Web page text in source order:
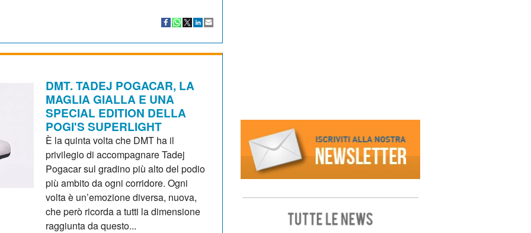
DMT. TADEJ POGACAR, LA
MAGLIA GIALLA E UNA
SPECIAL EDITION DELLA
POGI'S SUPERLIGHT
È la quinta volta che DMT ha il
privilegio di accompagnare Tadej
Pogacar sul gradino più alto del podio
più ambito da ogni corridore. Ogni
volta è un’emozione diversa, nuova,
che però ricorda a tutti la dimensione
raggiunta da questo...